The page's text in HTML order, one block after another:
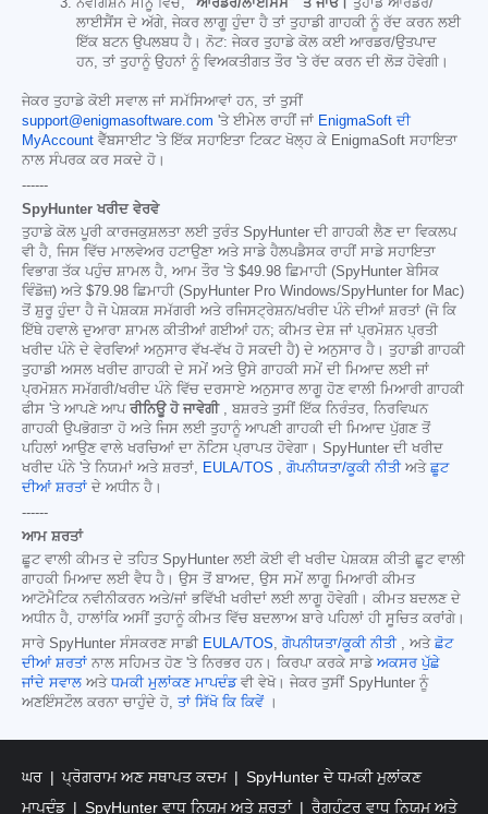
ਨੈਵੀਗੇਸ਼ਨ ਮੀਨੂ ਵਿੱਚ, "ਆਰਡਰ/ਲਾਈਸੈਂਸ" 'ਤੇ ਜਾਓ। ਤੁਹਾਡੇ ਆਰਡਰ/
ਲਾਈਸੈਂਸ ਦੇ ਅੱਗੇ, ਜੇਕਰ ਲਾਗੂ ਹੁੰਦਾ ਹੈ ਤਾਂ ਤੁਹਾਡੀ ਗਾਹਕੀ ਨੂੰ ਰੱਦ ਕਰਨ ਲਈ
ਇੱਕ ਬਟਨ ਉਪਲਬਧ ਹੈ। ਨੋਟ: ਜੇਕਰ ਤੁਹਾਡੇ ਕੋਲ ਕਈ ਆਰਡਰ/ਉਤਪਾਦ
ਹਨ, ਤਾਂ ਤੁਹਾਨੂੰ ਉਹਨਾਂ ਨੂੰ ਵਿਅਕਤੀਗਤ ਤੌਰ 'ਤੇ ਰੱਦ ਕਰਨ ਦੀ ਲੋੜ ਹੋਵੇਗੀ।
ਜੇਕਰ ਤੁਹਾਡੇ ਕੋਈ ਸਵਾਲ ਜਾਂ ਸਮੱਸਿਆਵਾਂ ਹਨ, ਤਾਂ ਤੁਸੀਂ
support@enigmasoftware.com 'ਤੇ ਈਮੇਲ ਰਾਹੀਂ ਜਾਂ EnigmaSoft ਦੀ
MyAccount ਵੈੱਬਸਾਈਟ 'ਤੇ ਇੱਕ ਸਹਾਇਤਾ ਟਿਕਟ ਖੋਲ੍ਹ ਕੇ EnigmaSoft ਸਹਾਇਤਾ
ਨਾਲ ਸੰਪਰਕ ਕਰ ਸਕਦੇ ਹੋ।
------
SpyHunter ਖਰੀਦ ਵੇਰਵੇ
ਤੁਹਾਡੇ ਕੋਲ ਪੂਰੀ ਕਾਰਜਕੁਸ਼ਲਤਾ ਲਈ ਤੁਰੰਤ SpyHunter ਦੀ ਗਾਹਕੀ ਲੈਣ ਦਾ ਵਿਕਲਪ
ਵੀ ਹੈ, ਜਿਸ ਵਿੱਚ ਮਾਲਵੇਅਰ ਹਟਾਉਣਾ ਅਤੇ ਸਾਡੇ ਹੈਲਪਡੈਸਕ ਰਾਹੀਂ ਸਾਡੇ ਸਹਾਇਤਾ
ਵਿਭਾਗ ਤੱਕ ਪਹੁੰਚ ਸ਼ਾਮਲ ਹੈ, ਆਮ ਤੌਰ 'ਤੇ $49.98 ਛਿਮਾਹੀ (SpyHunter ਬੇਸਿਕ
ਵਿੰਡੋਜ਼) ਅਤੇ $79.98 ਛਿਮਾਹੀ (SpyHunter Pro Windows/SpyHunter for Mac)
ਤੋਂ ਸ਼ੁਰੂ ਹੁੰਦਾ ਹੈ ਜੋ ਪੇਸ਼ਕਸ਼ ਸਮੱਗਰੀ ਅਤੇ ਰਜਿਸਟ੍ਰੇਸ਼ਨ/ਖਰੀਦ ਪੰਨੇ ਦੀਆਂ ਸ਼ਰਤਾਂ (ਜੋ ਕਿ
ਇੱਥੇ ਹਵਾਲੇ ਦੁਆਰਾ ਸ਼ਾਮਲ ਕੀਤੀਆਂ ਗਈਆਂ ਹਨ; ਕੀਮਤ ਦੇਸ਼ ਜਾਂ ਪ੍ਰਮੋਸ਼ਨ ਪ੍ਰਤੀ
ਖਰੀਦ ਪੰਨੇ ਦੇ ਵੇਰਵਿਆਂ ਅਨੁਸਾਰ ਵੱਖ-ਵੱਖ ਹੋ ਸਕਦੀ ਹੈ) ਦੇ ਅਨੁਸਾਰ ਹੈ। ਤੁਹਾਡੀ ਗਾਹਕੀ
ਤੁਹਾਡੀ ਅਸਲ ਖਰੀਦ ਗਾਹਕੀ ਦੇ ਸਮੇਂ ਅਤੇ ਉਸੇ ਗਾਹਕੀ ਸਮੇਂ ਦੀ ਮਿਆਦ ਲਈ ਜਾਂ
ਪ੍ਰਮੋਸ਼ਨ ਸਮੱਗਰੀ/ਖਰੀਦ ਪੰਨੇ ਵਿੱਚ ਦਰਸਾਏ ਅਨੁਸਾਰ ਲਾਗੂ ਹੋਣ ਵਾਲੀ ਮਿਆਰੀ ਗਾਹਕੀ
ਫੀਸ 'ਤੇ ਆਪਣੇ ਆਪ ਰੀਨਿਊ ਹੋ ਜਾਵੇਗੀ, ਬਸ਼ਰਤੇ ਤੁਸੀਂ ਇੱਕ ਨਿਰੰਤਰ, ਨਿਰਵਿਘਨ
ਗਾਹਕੀ ਉਪਭੋਗਤਾ ਹੋ ਅਤੇ ਜਿਸ ਲਈ ਤੁਹਾਨੂੰ ਆਪਣੀ ਗਾਹਕੀ ਦੀ ਮਿਆਦ ਪੁੱਗਣ ਤੋਂ
ਪਹਿਲਾਂ ਆਉਣ ਵਾਲੇ ਖਰਚਿਆਂ ਦਾ ਨੋਟਿਸ ਪ੍ਰਾਪਤ ਹੋਵੇਗਾ। SpyHunter ਦੀ ਖਰੀਦ
ਖਰੀਦ ਪੰਨੇ 'ਤੇ ਨਿਯਮਾਂ ਅਤੇ ਸ਼ਰਤਾਂ, EULA/TOS , ਗੋਪਨੀਯਤਾ/ਕੂਕੀ ਨੀਤੀ ਅਤੇ ਛੂਟ
ਦੀਆਂ ਸ਼ਰਤਾਂ ਦੇ ਅਧੀਨ ਹੈ।
------
ਆਮ ਸ਼ਰਤਾਂ
ਛੂਟ ਵਾਲੀ ਕੀਮਤ ਦੇ ਤਹਿਤ SpyHunter ਲਈ ਕੋਈ ਵੀ ਖਰੀਦ ਪੇਸ਼ਕਸ਼ ਕੀਤੀ ਛੂਟ ਵਾਲੀ
ਗਾਹਕੀ ਮਿਆਦ ਲਈ ਵੈਧ ਹੈ। ਉਸ ਤੋਂ ਬਾਅਦ, ਉਸ ਸਮੇਂ ਲਾਗੂ ਮਿਆਰੀ ਕੀਮਤ
ਆਟੋਮੈਟਿਕ ਨਵੀਨੀਕਰਨ ਅਤੇ/ਜਾਂ ਭਵਿੱਖੀ ਖਰੀਦਾਂ ਲਈ ਲਾਗੂ ਹੋਵੇਗੀ। ਕੀਮਤ ਬਦਲਣ ਦੇ
ਅਧੀਨ ਹੈ, ਹਾਲਾਂਕਿ ਅਸੀਂ ਤੁਹਾਨੂੰ ਕੀਮਤ ਵਿੱਚ ਬਦਲਾਅ ਬਾਰੇ ਪਹਿਲਾਂ ਹੀ ਸੂਚਿਤ ਕਰਾਂਗੇ।
ਸਾਰੇ SpyHunter ਸੰਸਕਰਣ ਸਾਡੀ EULA/TOS, ਗੋਪਨੀਯਤਾ/ਕੂਕੀ ਨੀਤੀ , ਅਤੇ ਛੋਟ
ਦੀਆਂ ਸ਼ਰਤਾਂ ਨਾਲ ਸਹਿਮਤ ਹੋਣ 'ਤੇ ਨਿਰਭਰ ਹਨ। ਕਿਰਪਾ ਕਰਕੇ ਸਾਡੇ ਅਕਸਰ ਪੁੱਛੇ
ਜਾਂਦੇ ਸਵਾਲ ਅਤੇ ਧਮਕੀ ਮੁਲਾਂਕਣ ਮਾਪਦੰਡਵੀ ਵੇਖੋ। ਜੇਕਰ ਤੁਸੀਂ SpyHunter ਨੂੰ
ਅਣਇੰਸਟੌਲ ਕਰਨਾ ਚਾਹੁੰਦੇ ਹੋ, ਤਾਂ ਸਿੱਖੋ ਕਿ ਕਿਵੇਂ।
ਘਰ ਪ੍ਰੋਗਰਾਮ ਅਣ ਸਥਾਪਤ ਕਦਮ
SpyHunter ਦੇ ਧਮਕੀ ਮੁਲਾਂਕਣ
ਮਾਪਦੰਡ
SpyHunter ਵਾਧੂ ਨਿਯਮ ਅਤੇ ਸ਼ਰਤਾਂ ਰੈਗਹੰਟਰ ਵਾਧੂ ਨਿਯਮ ਅਤੇ